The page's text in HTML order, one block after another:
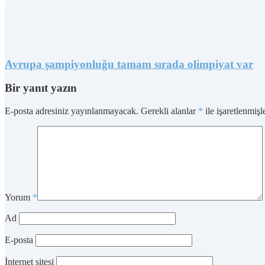
Avrupa şampiyonluğu tamam sırada olimpiyat var
Bir yanıt yazın
E-posta adresiniz yayınlanmayacak. Gerekli alanlar * ile
Yorum *
Ad
E-posta
İnternet sitesi